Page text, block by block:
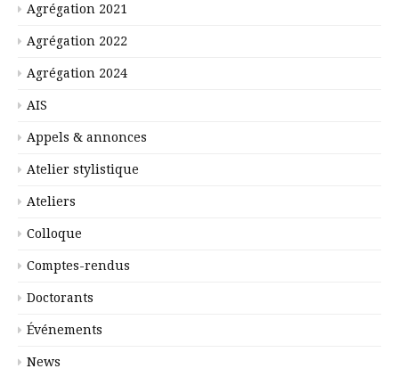
Agrégation 2021
Agrégation 2022
Agrégation 2024
AIS
Appels & annonces
Atelier stylistique
Ateliers
Colloque
Comptes-rendus
Doctorants
Événements
News